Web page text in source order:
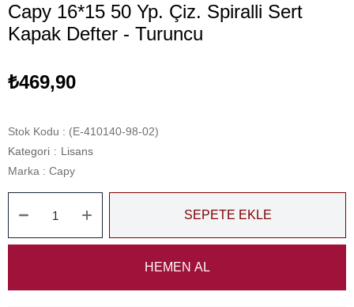
Capy 16*15 50 Yp. Çiz. Spiralli Sert
Kapak Defter - Turuncu
₺469,90
Stok Kodu
(E-410140-98-02)
Kategori : Lisans
Marka : Capy